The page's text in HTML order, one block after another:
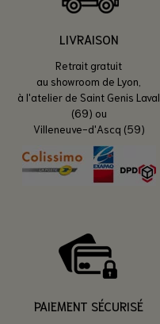
LIVRAISON
Retrait gratuit
au showroom de Lyon,
à l'atelier de Saint Genis Laval
(69) ou
Villeneuve-d'Ascq (59)
PAIEMENT SÉCURISÉ